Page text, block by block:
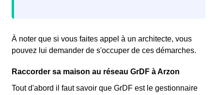
À noter que si vous faites appel à un architecte, vous
pouvez lui demander de s'occuper de ces démarches.
Raccorder sa maison au réseau GrDF à Arzon
Tout d'abord il faut savoir que GrDF est le gestionnaire